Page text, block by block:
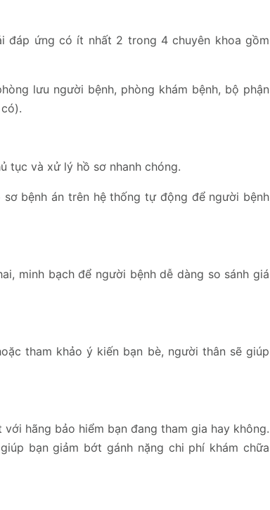
đáp ứng có ít nhất 2 trong 4 chuyên khoa gồm
lưu người bệnh, phòng khám bệnh, bộ phận
tục và xử lý hồ sơ nhanh chóng.
bệnh án trên hệ thống tự động để người bệnh
minh bạch để người bệnh dễ dàng so sánh giá
tham khảo ý kiến bạn bè, người thân sẽ giúp
hãng bảo hiểm bạn đang tham gia hay không.
bạn giảm bớt gánh nặng chi phí khám chữa